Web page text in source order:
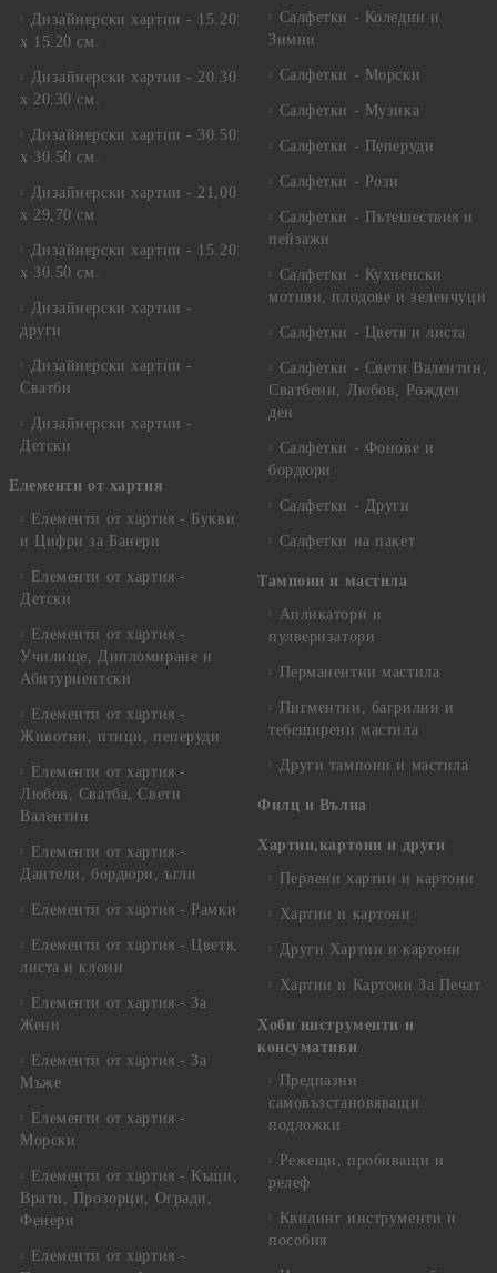
Дизайнерски хартии - 15.20
х 15.20 см.
Дизайнерски хартии - 20.30
х 20.30 см.
Дизайнерски хартии - 30.50
х 30.50 см.
Дизайнерски хартии - 21,00
х 29,70 см
Дизайнерски хартии - 15.20
x 30.50 см.
Дизайнерски хартии -
други
Дизайнерски хартии -
Сватби
Дизайнерски хартии -
Детски
Елементи от хартия
Елементи от хартия - Букви
и Цифри за Банери
Елементи от хартия -
Детски
Елементи от хартия -
Училище, Дипломиране и
Абитуриентски
Елементи от хартия -
Животни, птици, пеперуди
Елементи от хартия -
Любов, Сватба, Свети
Валентин
Елементи от хартия -
Дантели, бордюри, ъгли
Елементи от хартия - Рамки
Елементи от хартия - Цветя,
листа и клони
Елементи от хартия - За
Жени
Елементи от хартия - За
Мъже
Елементи от хартия -
Морски
Елементи от хартия - Къщи,
Врати, Прозорци, Огради,
Фенери
Елементи от хартия -
Салфетки - Коледни и
Зимни
Салфетки - Морски
Салфетки - Музика
Салфетки - Пеперуди
Салфетки - Рози
Салфетки - Пътешествия и
пейзажи
Салфетки - Кухненски
мотиви, плодове и зеленчуци
Салфетки - Цветя и листа
Салфетки - Свети Валентин,
Сватбени, Любов, Рожден
ден
Салфетки - Фонове и
бордюри
Салфетки - Други
Салфетки на пакет
Тампони и мастила
Апликатори и
пулверизатори
Перманентни мастила
Пигментни, багрилни и
тебеширени мастила
Други тампони и мастила
Филц и Вълна
Хартии,картони и други
Перлени хартии и картони
Хартии и картони
Други Хартии и картони
Хартии и Картони За Печат
Хоби инструменти и
консумативи
Предпазни
самовъзстановяващи
подложки
Режещи, пробиващи и
релеф
Квилинг инструменти и
пособия